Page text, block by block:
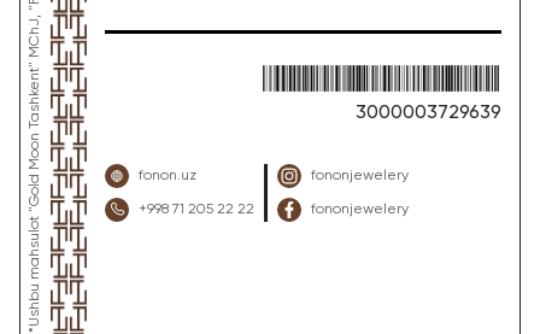
3000003729639
fonon.uz
+998 71 205 22 22
fononjewelery
fononjewelery